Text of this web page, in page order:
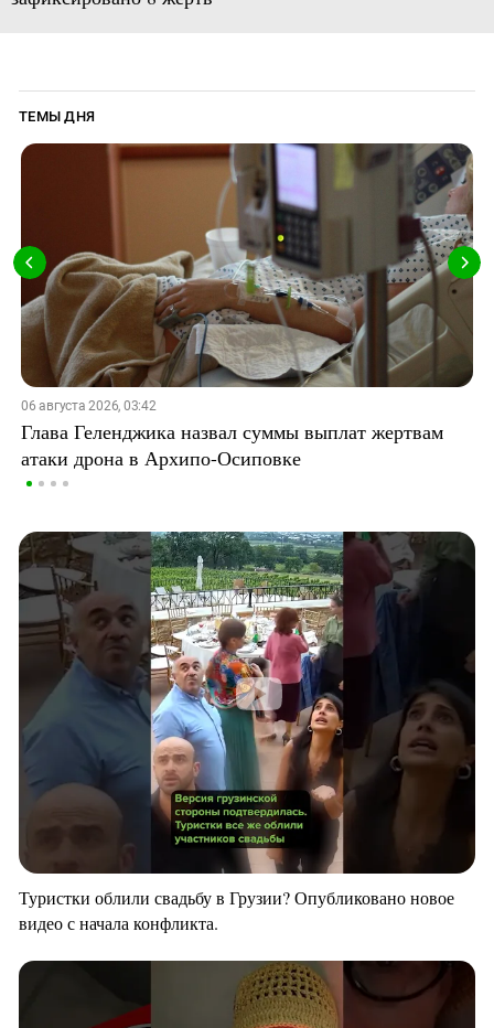
ТЕМЫ ДНЯ
06 августа 2026, 03:42
Глава Геленджика назвал суммы выплат жертвам
атаки дрона в Архипо-Осиповке
Туристки облили свадьбу в Грузии? Опубликовано новое
видео с начала конфликта.